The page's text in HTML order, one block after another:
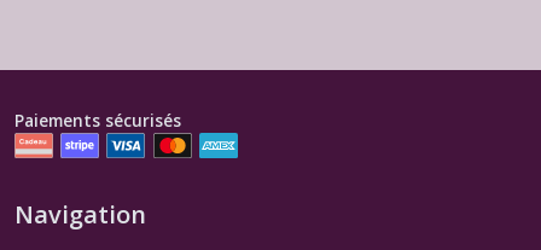
Paiements sécurisés
Navigation